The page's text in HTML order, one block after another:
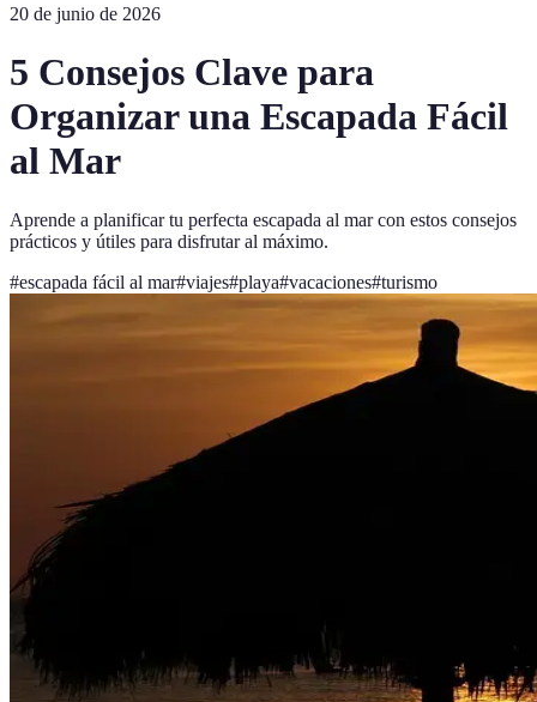
20 de junio de 2026
5 Consejos Clave para
Organizar una Escapada Fácil
al Mar
Aprende a planificar tu perfecta escapada al mar con estos consejos
prácticos y útiles para disfrutar al máximo.
#escapada fácil al mar#viajes#playa#vacaciones#turismo